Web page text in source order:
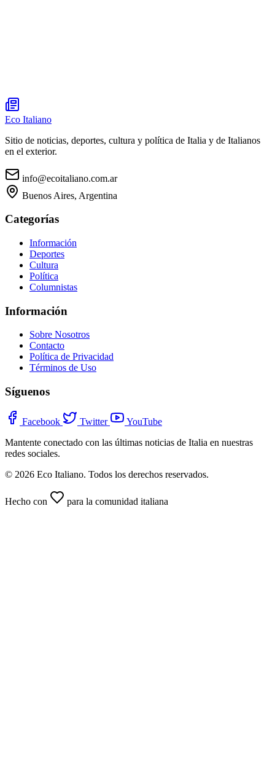
Eco Italiano
Sitio de noticias, deportes, cultura y política de Italia y de Italianos
en el exterior.
info@ecoitaliano.com.ar
Buenos Aires, Argentina
Categorías
Información
Deportes
Cultura
Política
Columnistas
Información
Sobre Nosotros
Contacto
Política de Privacidad
Términos de Uso
Síguenos
Facebook Twitter
YouTube
Mantente conectado con las últimas noticias de Italia en nuestras
redes sociales.
© 2026 Eco Italiano. Todos los derechos reservados.
Hecho con para la comunidad italiana